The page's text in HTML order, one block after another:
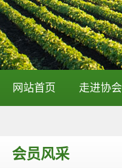
网站首页 走进协会
会员风采